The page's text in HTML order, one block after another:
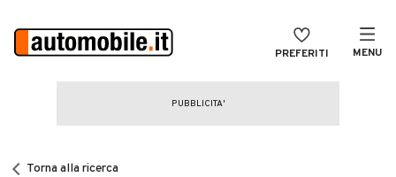
PREFERITI MENU
CERCA
Torna alla ricerca